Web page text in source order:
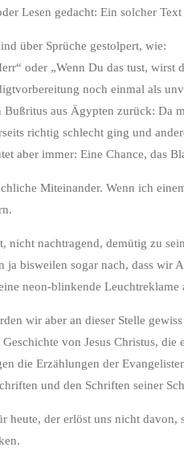
Lesen gedacht: Ein solcher
über Sprüche gestolpert, wie:
oder „Wenn Du das tust,
noch einmal als
Bußritus aus Ägypten zurück: Da
richtig schlecht ging und
aber immer: Eine Chance, das
Miteinander. Wenn ich
nicht nachtragend, demütig zu
ja bisweilen sogar nach, dass wir
neon-blinkende Leuchtreklame
wir aber an dieser Stelle
von Jesus Christus,
die Erzählungen der
und den Schriften seiner
heute, der erlöst uns nicht